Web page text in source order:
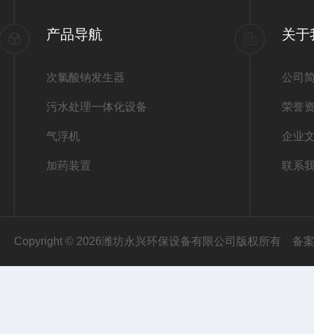
产品导航
次氯酸钠发生器
污水处理一体化设备
气浮机
加药装置
关于
公司
荣誉
企业
联系
Copyright © 2026潍坊永兴环保设备有限公司版权所有 备